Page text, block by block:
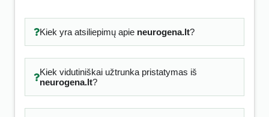
Kiek yra atsiliepimų apie neurogena.lt?
Kiek vidutiniškai užtrunka pristatymas iš
neurogena.lt?